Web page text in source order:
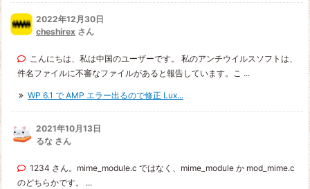
2022年12月30日
cheshirex さん
こんにちは、私は中国のユーザーです。 私のアンチウイルスソフトは、
件名ファイルに不審なファイルがあると報告しています。こ ...
WP 6.1 で AMP エラー出るので修正 Lux...
2021年10月13日
るな さん
1234 さん。mime_module.c ではなく、mime_module か mod_mime.c
のどちらかです。 ...